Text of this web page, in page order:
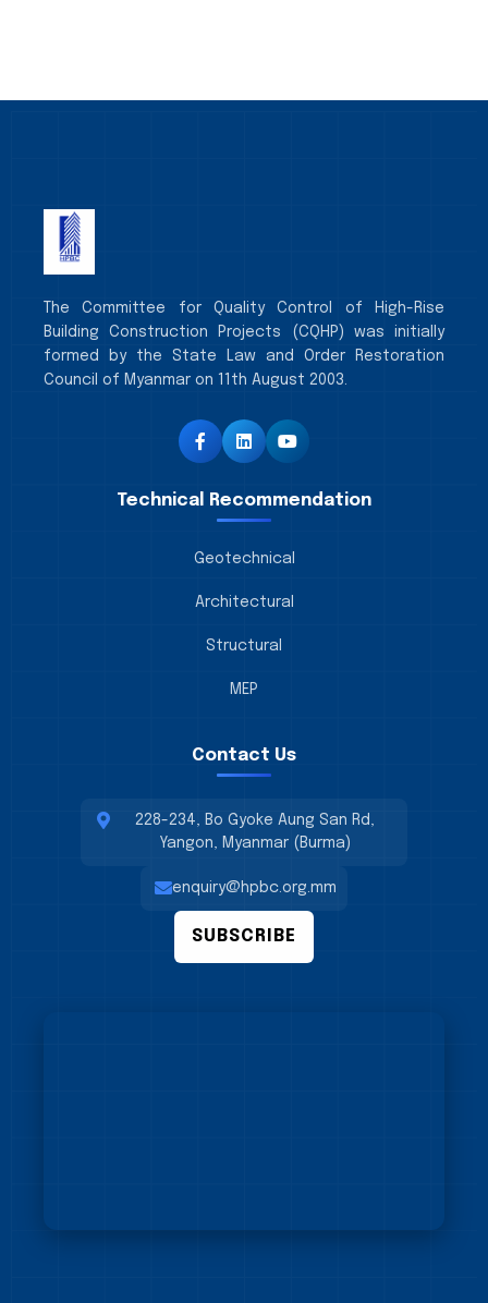
The Committee for Quality Control of High-Rise
Building Construction Projects (CQHP) was initially
formed by the State Law and Order Restoration
Council of Myanmar on 11th August 2003.
Technical Recommendation
Geotechnical
Architectural
Structural
MEP
Contact Us
228-234, Bo Gyoke Aung San Rd,
Yangon, Myanmar (Burma)
enquiry@hpbc.org.mm
SUBSCRIBE